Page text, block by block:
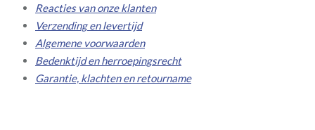
Reacties van onze klanten
Verzending en levertijd
Algemene voorwaarden
Bedenktijd en herroepingsrecht
Garantie, klachten en retourname